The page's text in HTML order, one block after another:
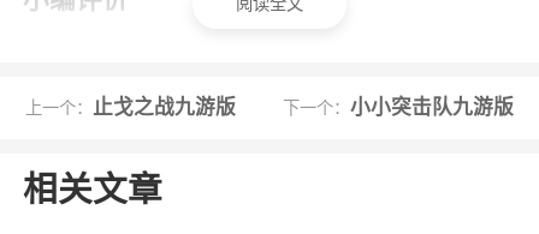
界面简单，玩家在丰富多样的战斗体系中可策略
2、游戏中拥有丰富的机甲选择，玩家可以根
阅读全文
上一个： 止戈之战九游版 下一个： 小小突击队九游版
相关文章